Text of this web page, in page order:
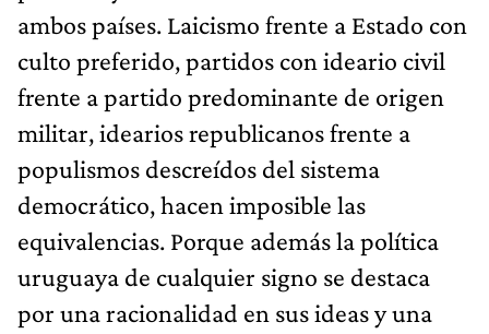
ambos países. Laicismo frente a Estado con
culto preferido, partidos con ideario civil
frente a partido predominante de origen
militar, idearios republicanos frente a
populismos descreídos del sistema
democrático, hacen imposible las
equivalencias. Porque además la política
uruguaya de cualquier signo se destaca
por una racionalidad en sus ideas y una